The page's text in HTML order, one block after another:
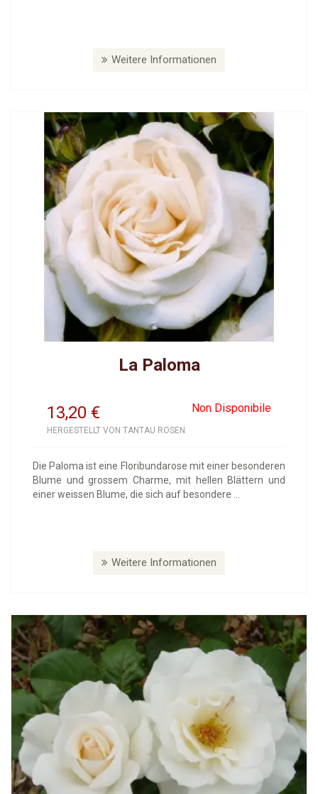
Weitere Informationen
La Paloma
13,20 Non Disponibile
€
HERGESTELLT VON TANTAU ROSEN
Die Paloma ist eine Floribundarose mit einer besonderen
Blume und grossem Charme, mit hellen Blättern und
einer weissen Blume, die sich auf besondere ...
Weitere Informationen